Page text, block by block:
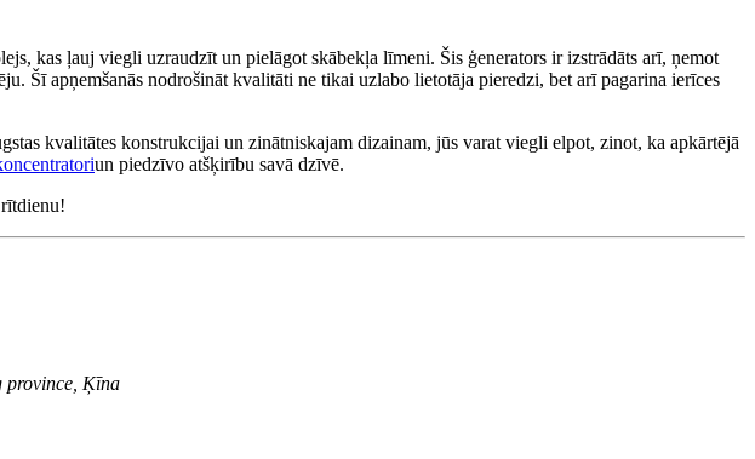
kas ļauj viegli uzraudzīt un pielāgot skābekļa līmeni. Šis ģenerators ir izstrādāts arī, ņemot
Šī apņemšanās nodrošināt kvalitāti ne tikai uzlabo lietotāja pieredzi, bet arī pagarina ierīces
kvalitātes konstrukcijai un zinātniskajam dizainam, jūs varat viegli elpot, zinot, ka apkārtējā
un piedzīvo atšķirību savā dzīvē.
province, Ķīna